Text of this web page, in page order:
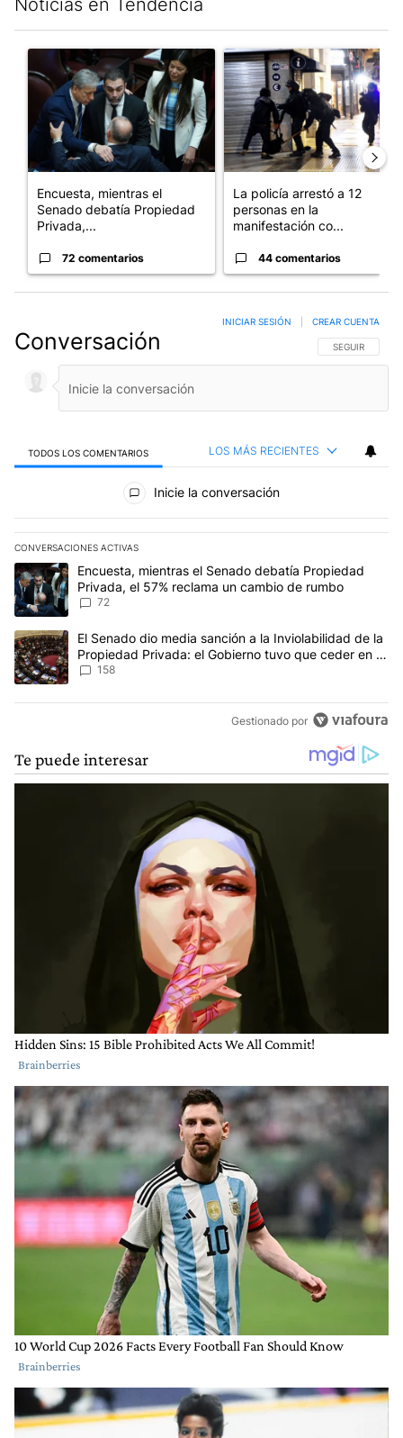
Noticias en Tendencia
Un artículo de tendencia con el título "Encuesta, mientras el
Encuesta, mientras el
Senado debatía Propiedad
Privada,...
72 comentarios
Un artículo de tendencia con
La policía arrestó a 12
personas en la
manifestación co...
44 comentarios
Conversación SIGA ESTA
SEGUIR
INICIAR SESIÓN CREAR CUENTA
TODOS LOS COMENTARIOS LOS MÁS RECIENTES
Todos los comentarios
Inicie la conversación
CONVERSACIONES ACTIVAS
Este listado muestra los artículos con más comentarios en los
Un artículo de tendencia con el título "Encuesta, mientras el
Encuesta, mientras el Senado debatía Propiedad
Privada, el 57% reclama un cambio de rumbo
72
Un artículo de tendencia con el título "El Senado dio media
El Senado dio media sanción a la Inviolabilidad de la
Propiedad Privada: el Gobierno tuvo que ceder en la
Ley del Manejo del Fuego
158
Gestionado por